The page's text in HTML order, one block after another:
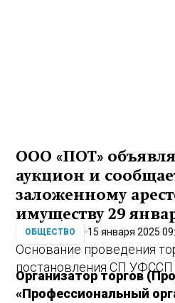
ООО «ПОТ»
аукцион и
заложенному
имуществу 29
ОБЩЕСТВО 15 января 2025
Основание проведения
постановления СП
Организатор торгов
«Профессиональный